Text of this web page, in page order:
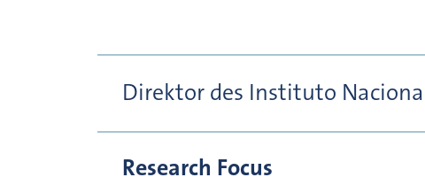
Direktor des Instituto
Research Focus